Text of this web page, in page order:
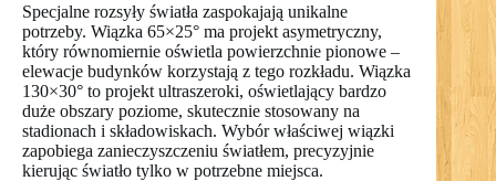
Specjalne rozsyły światła zaspokajają unikalne
potrzeby. Wiązka 65×25° ma projekt asymetryczny,
który równomiernie oświetla powierzchnie pionowe –
elewacje budynków korzystają z tego rozkładu. Wiązka
130×30° to projekt ultraszeroki, oświetlający bardzo
duże obszary poziome, skutecznie stosowany na
stadionach i składowiskach. Wybór właściwej wiązki
zapobiega zanieczyszczeniu światłem, precyzyjnie
kierując światło tylko w potrzebne miejsca.